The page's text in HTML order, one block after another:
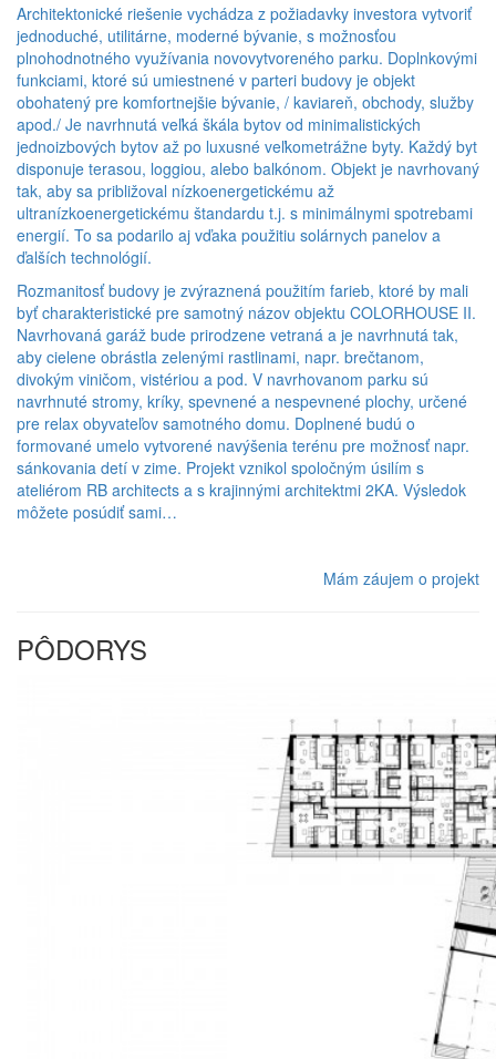
Architektonické riešenie vychádza z požiadavky investora vytvoriť
jednoduché, utilitárne, moderné bývanie, s možnosťou
plnohodnotného využívania novovytvoreného parku. Doplnkovými
funkciami, ktoré sú umiestnené v parteri budovy je objekt
obohatený pre komfortnejšie bývanie, / kaviareň, obchody, služby
apod./ Je navrhnutá veľká škála bytov od minimalistických
jednoizbových bytov až po luxusné veľkometrážne byty. Každý byt
disponuje terasou, loggiou, alebo balkónom. Objekt je navrhovaný
tak, aby sa približoval nízkoenergetickému až
ultranízkoenergetickému štandardu t.j. s minimálnymi spotrebami
energií. To sa podarilo aj vďaka použitiu solárnych panelov a
ďalších technológií.
Rozmanitosť budovy je zvýraznená použitím farieb, ktoré by mali
byť charakteristické pre samotný názov objektu COLORHOUSE II.
Navrhovaná garáž bude prirodzene vetraná a je navrhnutá tak,
aby cielene obrástla zelenými rastlinami, napr. brečtanom,
divokým viničom, vistériou a pod. V navrhovanom parku sú
navrhnuté stromy, kríky, spevnené a nespevnené plochy, určené
pre relax obyvateľov samotného domu. Doplnené budú o
formované umelo vytvorené navýšenia terénu pre možnosť napr.
sánkovania detí v zime. Projekt vznikol spoločným úsilím s
ateliérom RB architects a s krajinnými architektmi 2KA. Výsledok
môžete posúdiť sami…
Mám záujem o projekt
PÔDORYS